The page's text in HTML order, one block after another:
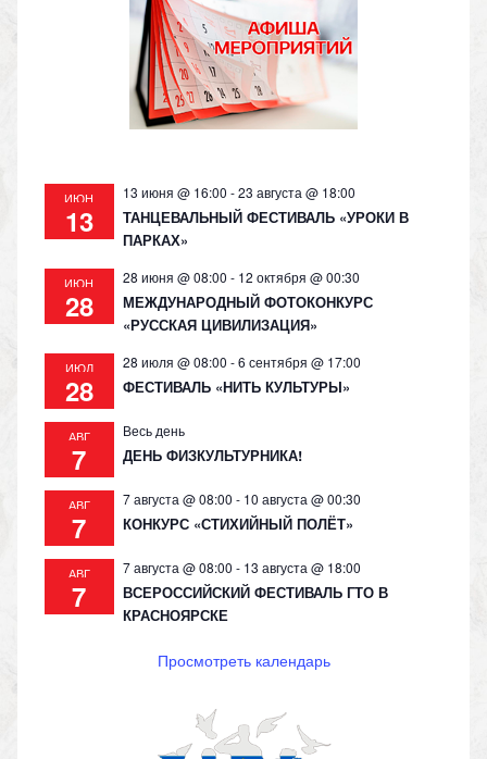
as
s
ni
ki
m p
p
n
k
ИЮН
13
13 июня @ 16:00 -23 августа @ 18:00
ТАНЦЕВАЛЬНЫЙ ФЕСТИВАЛЬ «УРОКИ В
ПАРКАХ»
ИЮН
28
28 июня @ 08:00 - 12 октября @ 00:30
МЕЖДУНАРОДНЫЙ ФОТОКОНКУРС
«РУССКАЯ ЦИВИЛИЗАЦИЯ»
ИЮЛ
28
28 июля @ 08:00 -6 сентября @ 17:00
ФЕСТИВАЛЬ «НИТЬ КУЛЬТУРЫ»
АВГ
7
Весь день
ДЕНЬ ФИЗКУЛЬТУРНИКА!
АВГ
7
7 августа @ 08:00 - 10 августа @ 00:30
КОНКУРС «СТИХИЙНЫЙ ПОЛЁТ»
АВГ
7
7 августа @ 08:00 - 13 августа @ 18:00
ВСЕРОССИЙСКИЙ ФЕСТИВАЛЬ ГТО В
КРАСНОЯРСКЕ
Просмотреть календарь